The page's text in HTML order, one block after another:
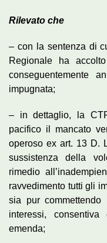
Rilevato che
– con la sentenza di
Regionale ha
conseguentemente
impugnata;
– in dettaglio, la
pacifico il mancato
operoso ex art. 13 D.
sussistenza della
rimedio
ravvedimento tutti gli
sia pur
interessi,
emenda;